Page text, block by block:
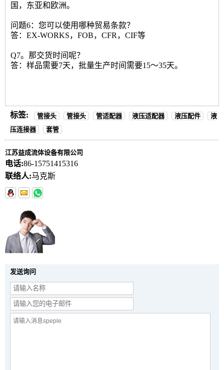
国，东亚和欧洲。
问题6：您可以使用哪种贸易条款？
答：EX-WORKS，FOB，CFR，CIF等
Q7。那交货时间呢？
答：样品需要7天，批量生产时间需要15〜35天。
标签: 管接头 管接头 管适配器 液压适配器 液压配件
液
压连接器
套管
江苏益成流体设备有限公司
电话:86-15751415316
联络人:马克斯
发送询问